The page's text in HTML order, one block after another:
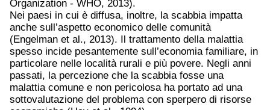
Organization - WHO, 2013).
Nei paesi in cui è diffusa, inoltre, la scabbia impatta
anche sull’aspetto economico delle comunità
(Engelman et al., 2013). Il trattamento della malattia
spesso incide pesantemente sull’economia familiare, in
particolare nelle località rurali e più povere. Negli anni
passati, la percezione che la scabbia fosse una
malattia comune e non pericolosa ha portato ad una
sottovalutazione del problema con sperpero di risorse